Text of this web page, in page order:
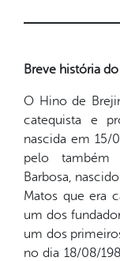
Breve história
O Hino de
catequista e
nascida em 15/
pelo também
Barbosa,
Matos que era
um dos
um dos
no dia 18/08/